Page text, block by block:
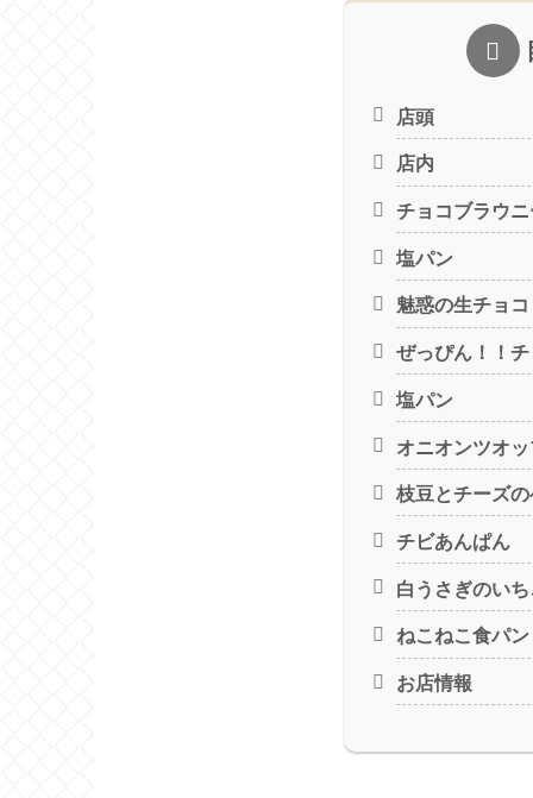
店頭
店内
チョコブラウ
塩パン
魅惑の生チョ
ぜっぴん！！
塩パン
オニオンツオ
枝豆とチーズ
チビあんぱん
白うさぎのい
ねこねこ食パン
お店情報